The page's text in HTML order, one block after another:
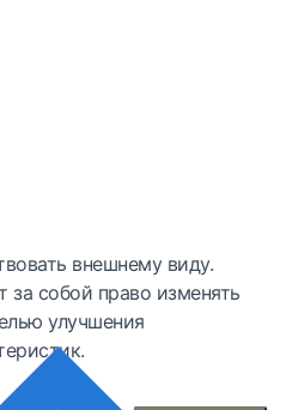
внешнему виду.
за собой право изменять
улучшения